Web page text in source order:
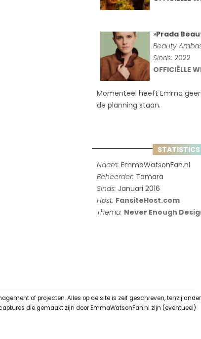
»Prada
Beauty
Sinds:2022
OFFICIËLLE
Momenteel heeft Emma
de planning staan.
STATISTICS
Naam: EmmaWatsonFan.nl
Beheerder: Tamara
Sinds: Januari 2016
Host: FansiteHost.com
Thema: Never Enough
of projecten. Alles op de site is zelf geschreven, tenzij
die gemaakt zijn door EmmaWatsonFan.nl zijn (eventueel)